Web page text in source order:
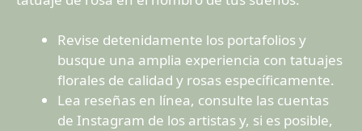
Revise detenidamente los portafolios y
busque una amplia experiencia con tatuajes
florales de calidad y rosas específicamente.
Lea reseñas en línea, consulte las cuentas
de Instagram de los artistas y, si es posible,